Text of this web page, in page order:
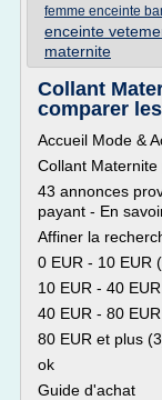
femme enceinte
enceinte
maternite
Collant
comparer
Accueil Mode &
Collant Maternite
43 annonces
payant - En
Affiner la
0 EUR - 10 EUR
10 EUR - 40
40 EUR - 80
80 EUR et plus
ok
Guide d'achat